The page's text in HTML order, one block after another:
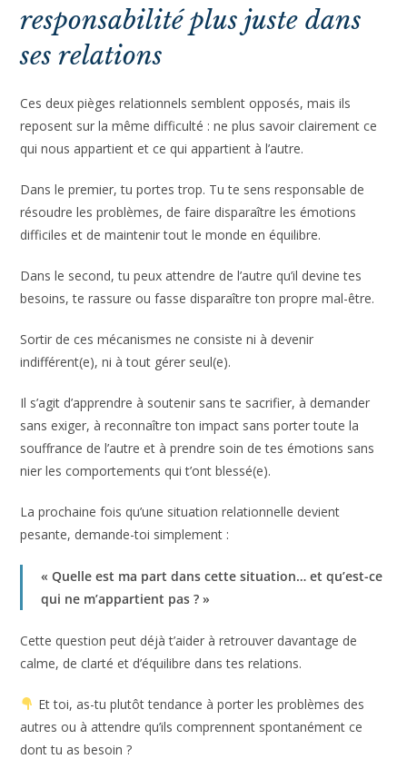
Lire aussi :
en demander
Écriture thérapeutique : un outil simple et puissant pour
apaiser ton mental et tes émotions
Conclusion : retrouver une
responsabilité plus juste dans
ses relations
Ces deux pièges relationnels semblent opposés, mais ils
reposent sur la même difficulté : ne plus savoir clairement ce
qui nous appartient et ce qui appartient à l’autre.
Dans le premier, tu portes trop. Tu te sens responsable de
résoudre les problèmes, de faire disparaître les émotions
difficiles et de maintenir tout le monde en équilibre.
Dans le second, tu peux attendre de l’autre qu’il devine tes
besoins, te rassure ou fasse disparaître ton propre mal-être.
Sortir de ces mécanismes ne consiste ni à devenir
indifférent(e), ni à tout gérer seul(e).
sans exiger, à reconnaître ton impact sans porter toute la
souffrance de l’autre et à prendre soin de tes émotions sans
nier les comportements qui t’ont blessé(e).
La prochaine fois qu’une situation relationnelle devient